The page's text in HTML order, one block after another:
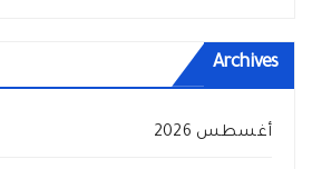
Archives
أغسطس 2026